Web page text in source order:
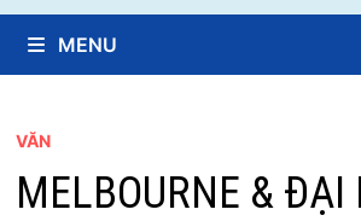
MENU
VĂN
MELBOURNE & ĐẠI